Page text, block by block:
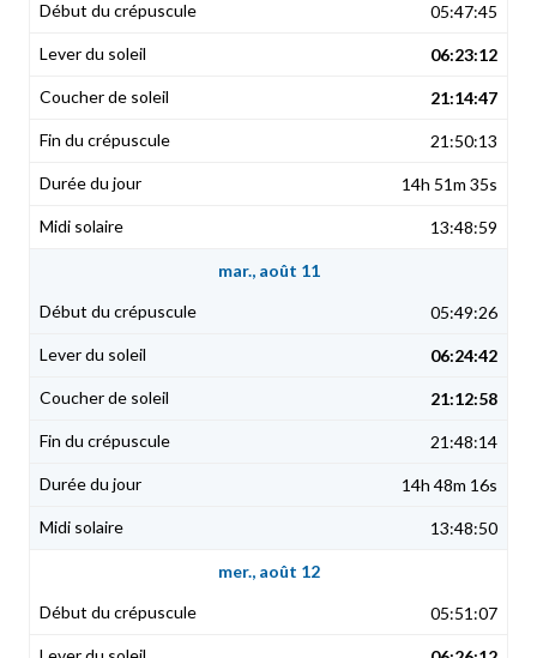
05:47:45
06:23:12
21:14:47
21:50:13
14h 51m 35s
13:48:59
mar., août 11
05:49:26
06:24:42
21:12:58
21:48:14
14h 48m 16s
13:48:50
mer., août 12
05:51:07